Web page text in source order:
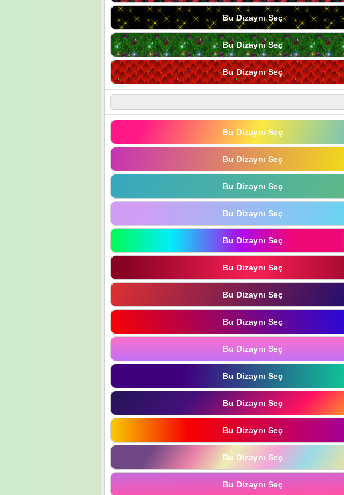
Bu Dizaynı Seç
Bu Dizaynı Seç
Bu Dizaynı Seç
Bu Dizaynı Seç
Bu Dizaynı Seç
Bu Dizaynı Seç
Bu Dizaynı Seç
Bu Dizaynı Seç
Bu Dizaynı Seç
Bu Dizaynı Seç
Bu Dizaynı Seç
Bu Dizaynı Seç
Bu Dizaynı Seç
Bu Dizaynı Seç
Bu Dizaynı Seç
Bu Dizaynı Seç
Bu Dizaynı Seç